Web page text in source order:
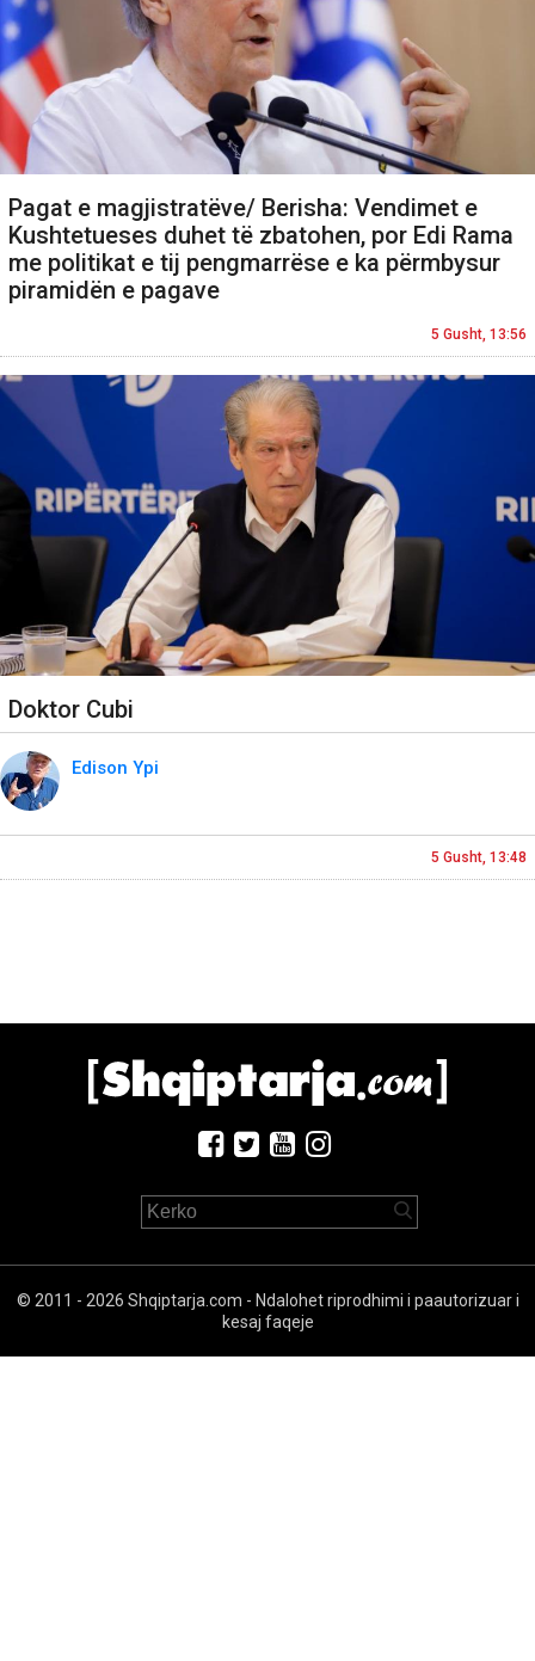
Pagat e magjistratëve/ Berisha: Vendimet e
Kushtetueses duhet të zbatohen, por Edi Rama
me politikat e tij pengmarrëse e ka përmbysur
piramidën e pagave
5 Gusht, 13:56
Doktor Cubi
Edison Ypi
5 Gusht, 13:48
© 2011 - 2026 Shqiptarja.com - Ndalohet riprodhimi i paautorizuar i
kesaj faqeje